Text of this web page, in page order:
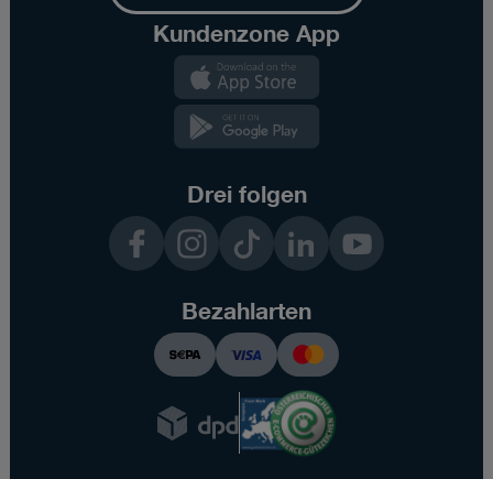
Kundenzone App
Drei folgen
InstagramTikTok LinkedIn YouTube
Bezahlarten